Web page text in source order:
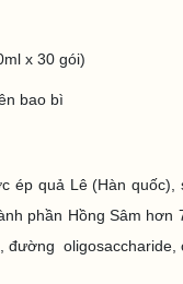
x 30 gói)
bao bì
ép quả Lê (Hàn
phần Hồng Sâm hơn
oligosaccharide,